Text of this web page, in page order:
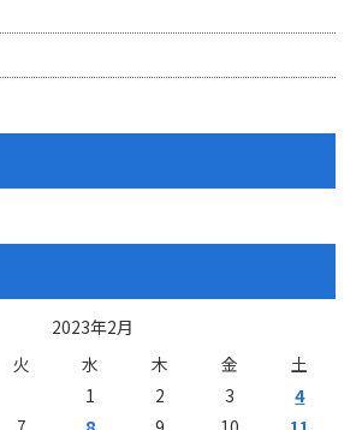
2023年2月
火 水 木 金 土
1 2 3
4